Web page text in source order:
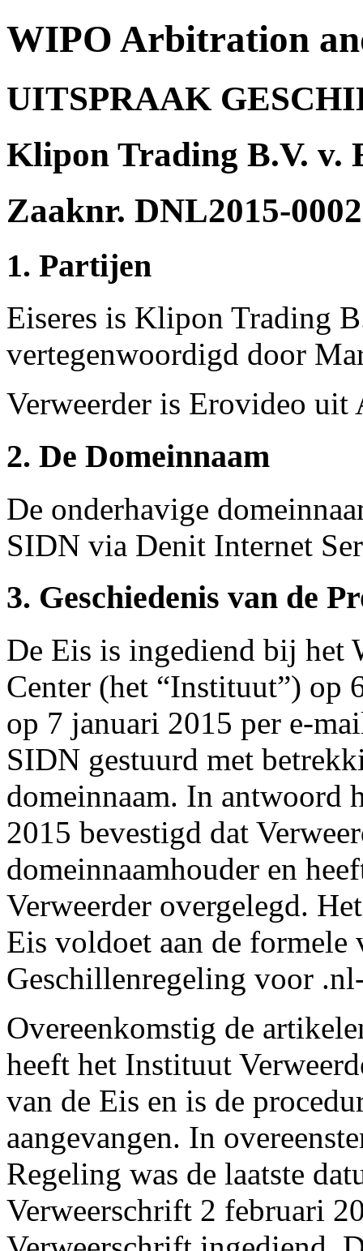
WIPO Arbitration
UITSPRAAK
Klipon Trading B.V. v.
Zaaknr. DNL2015-0002
1. Partijen
Eiseres is Klipon Trading
vertegenwoordigd door
Verweerder is Erovideo uit
2. De Domeinnaam
De onderhavige
SIDN via Denit Internet
3. Geschiedenis van de
De Eis is ingediend bij
Center (het “Instituut”) op
op 7 januari 2015 per e-
SIDN gestuurd met
domeinnaam. In antwoord
2015 bevestigd dat
domeinnaamhouder en
Verweerder overgelegd.
Eis voldoet aan de formele
Geschillenregeling voor
Overeenkomstig de
heeft het Instituut
van de Eis en is de
aangevangen. In
Regeling was de laatste
Verweerschrift 2 februari